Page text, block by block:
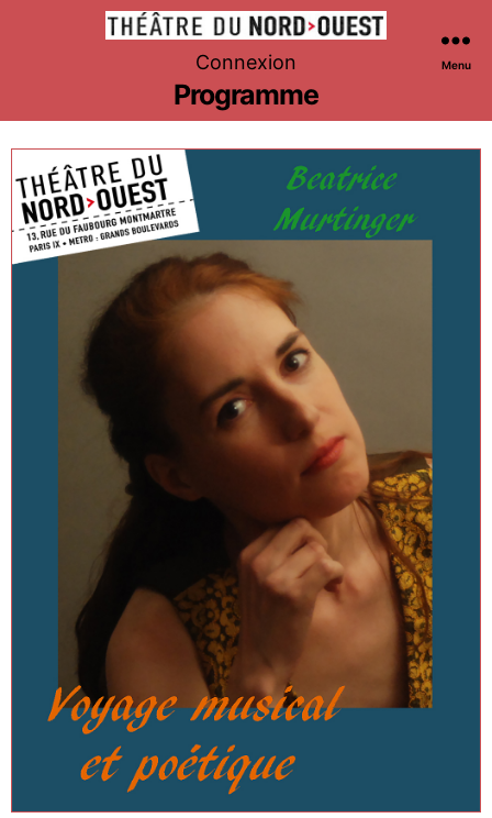
Théâtre
du
Nord-
Ouest
Connexion Menu
Programme